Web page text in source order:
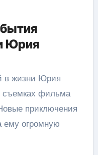
Юрия
в жизни Юрия
съемках фильма
приключения
ему огромную